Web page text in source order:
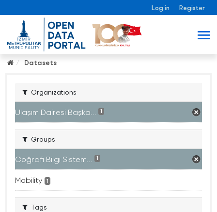
Log in Register
Datasets
Organizations
Ulaşım Dairesi Başka... 1
Groups
Coğrafi Bilgi Sistem... 1
Mobility 1
Tags